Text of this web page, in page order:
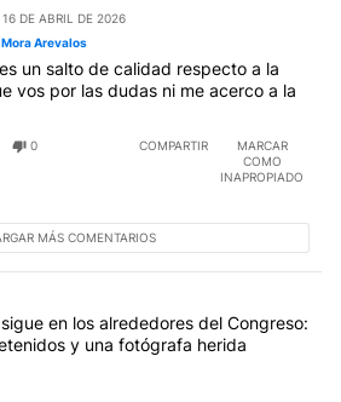
16 DE ABRIL DE 2026
Arevalos
un salto de calidad respecto a la
vos por las dudas ni me acerco a la
0 COMPARTIR
MARCAR
COMO
INAPROPIADO
MÁS COMENTARIOS
artículos con más comentarios en los
con el título "La violencia sigue en los
en los alrededores del Congreso:
y una fotógrafa herida